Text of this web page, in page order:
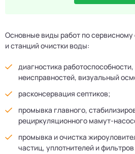
Основные виды работ по
и станций очистки воды:
диагностика
неисправностей, визуальный
расконсервация септиков;
промывка главного,
рециркуляционного мамут-
промывка и очистка
частиц, уплотнителей и